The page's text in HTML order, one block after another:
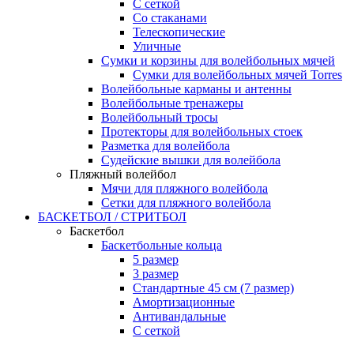
С сеткой
Со стаканами
Телескопические
Уличные
Сумки и корзины для волейбольных мячей
Сумки для волейбольных мячей Torres
Волейбольные карманы и антенны
Волейбольные тренажеры
Волейбольный тросы
Протекторы для волейбольных стоек
Разметка для волейбола
Судейские вышки для волейбола
Пляжный волейбол
Мячи для пляжного волейбола
Сетки для пляжного волейбола
БАСКЕТБОЛ / СТРИТБОЛ
Баскетбол
Баскетбольные кольца
5 размер
3 размер
Стандартные 45 см (7 размер)
Амортизационные
Антивандальные
С сеткой